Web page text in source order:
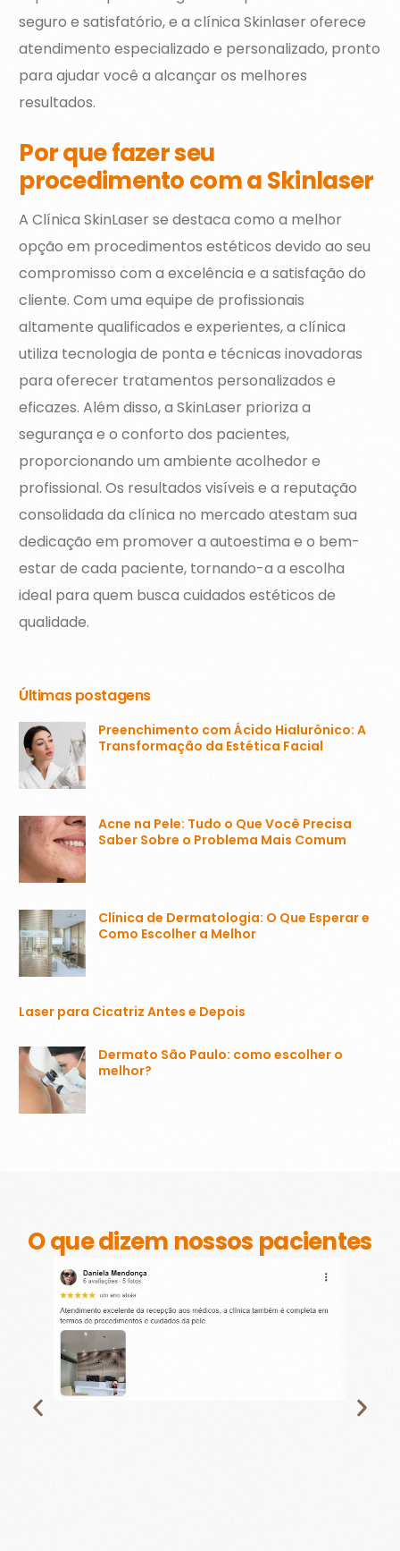
seguro e satisfatório, e a clínica Skinlaser oferece
atendimento especializado e personalizado, pronto
para ajudar você a alcançar os melhores
resultados.
Por que fazer seu
procedimento com a Skinlaser
A Clínica SkinLaser se destaca como a melhor
opção em procedimentos estéticos devido ao seu
compromisso com a excelência e a satisfação do
cliente. Com uma equipe de profissionais
altamente qualificados e experientes, a clínica
utiliza tecnologia de ponta e técnicas inovadoras
para oferecer tratamentos personalizados e
eficazes. Além disso, a SkinLaser prioriza a
segurança e o conforto dos pacientes,
proporcionando um ambiente acolhedor e
profissional. Os resultados visíveis e a reputação
consolidada da clínica no mercado atestam sua
dedicação em promover a autoestima e o bem-
estar de cada paciente, tornando-a a escolha
ideal para quem busca cuidados estéticos de
qualidade.
Últimas postagens
Preenchimento com Ácido Hialurônico: A
Transformação da Estética Facial
Acne na Pele: Tudo o Que Você Precisa
Saber Sobre o Problema Mais Comum
Clínica de Dermatologia: O Que Esperar e
Como Escolher a Melhor
Laser para Cicatriz Antes e Depois
Dermato São Paulo: como escolher o
melhor?
O que dizem nossos pacientes